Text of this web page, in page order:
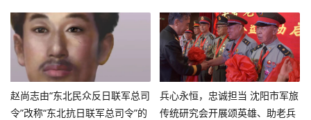
赵尚志由“东北民众反日联军总司
令”改称“东北抗日联军总司令”的
兵心永恒，忠诚担当 沈阳市军旅
传统研究会开展颂英雄、助老兵